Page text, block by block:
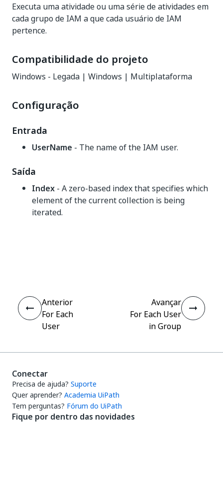
Executa uma atividade ou uma série de atividades em
cada grupo de IAM a que cada usuário de IAM
pertence.
Compatibilidade do projeto
Windows - Legada | Windows | Multiplataforma
Configuração
Entrada
UserName - The name of the IAM user.
Saída
Index - A zero-based index that specifies which
element of the current collection is being
iterated.
Anterior
For Each
User
Avançar
For Each User
in Group
Conectar
Precisa de ajuda? Suporte
Quer aprender? Academia UiPath
Tem perguntas? Fórum do UiPath
Fique por dentro das novidades